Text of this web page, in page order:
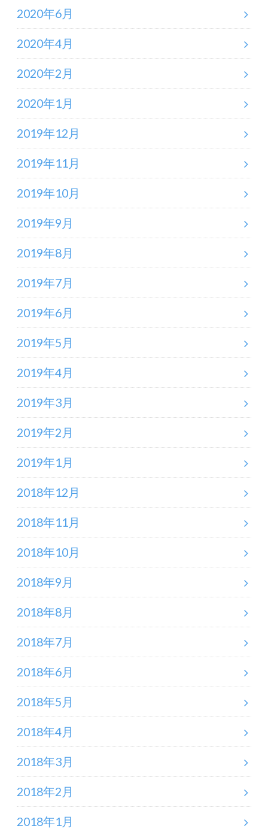
2020年6月
2020年4月
2020年2月
2020年1月
2019年12月
2019年11月
2019年10月
2019年9月
2019年8月
2019年7月
2019年6月
2019年5月
2019年4月
2019年3月
2019年2月
2019年1月
2018年12月
2018年11月
2018年10月
2018年9月
2018年8月
2018年7月
2018年6月
2018年5月
2018年4月
2018年3月
2018年2月
2018年1月